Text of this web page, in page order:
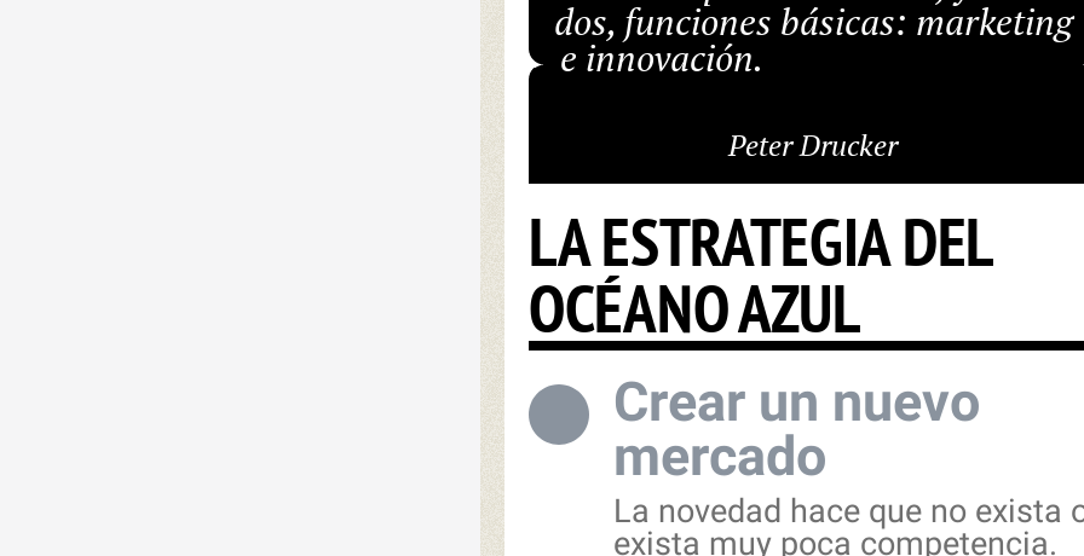
dos, funciones básicas: marketing
e innovación.
Peter Drucker
LA ESTRATEGIA DEL
OCÉANO AZUL
Crear un nuevo
mercado
La novedad hace que no exista
exista muy poca competencia.